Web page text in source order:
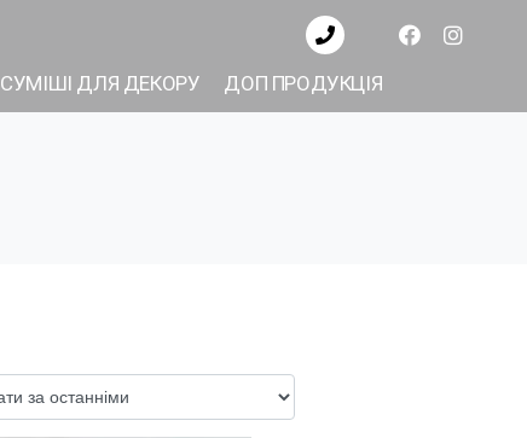
СУМІШІ ДЛЯ ДЕКОРУ ДОП ПРОДУКЦІЯ